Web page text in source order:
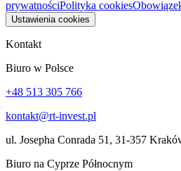
prywatnościPolityka cookies
Ustawienia cookies
Kontakt
Biuro w Polsce
+48 513 305 766
kontakt@rt-invest.pl
ul. Josepha Conrada 51, 31-357
Biuro na Cyprze Północnym